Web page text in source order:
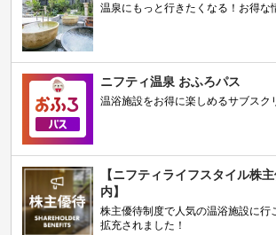
温泉にもっと行きたくなる！お得な
ニフティ温泉 おふろパス
温浴施設をお得に楽しめるサブスク
【ニフティライフスタイル株
内】
株主優待制度で人気の温浴施設に行
拡充されました！